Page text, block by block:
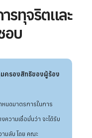
รทุจริตและ
อบ
ครองสิทธิของผู้ร้อง
หนดมาตรการในการ
ความเชื่อมั่นว่า จะได้รับ
มลับ โดย คณะ